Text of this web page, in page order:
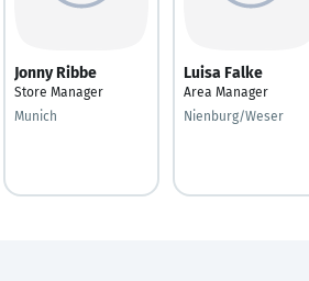
Jonny Ribbe
Store Manager
Munich
Luisa Falke
Area Manager
Nienburg/Weser